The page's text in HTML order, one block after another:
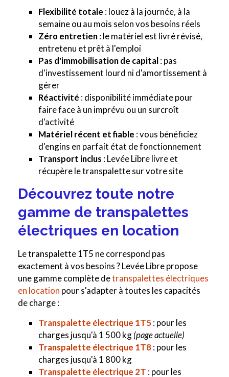
Flexibilité totale : louez à la journée, à la
semaine ou au mois selon vos besoins réels
Zéro entretien: le matériel est livré révisé,
entretenu et prêt à l'emploi
Pas d'immobilisation de capital: pas
d'investissement lourd ni d'amortissement à
gérer
Réactivité : disponibilité immédiate pour
faire face à un imprévu ou un surcroît
d'activité
Matériel récent et fiable : vous bénéficiez
d'engins en parfait état de fonctionnement
Transport inclus : Levée Libre livre et
récupère le transpalette sur votre site
Découvrez toute notre
gamme de transpalettes
électriques en location
Le transpalette 1T5 ne correspond pas
exactement à vos besoins ? Levée Libre propose
une gamme complète detranspalettes électriques
en location pour s'adapter à toutes les capacités
de charge :
Transpalette électrique 1T5 : pour les
charges jusqu'à 1 500 kg(page actuelle)
Transpalette électrique 1T8: pour les
charges jusqu'à 1 800 kg
Transpalette électrique 2T : pour les